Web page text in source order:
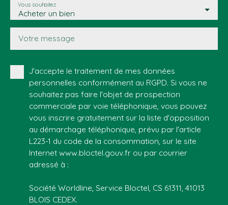
Acheter un bien
Vous souhaitez
Votre message
J'accepte le traitement de mes données
personnelles conformément au RGPD. Si vous ne
souhaitez pas faire l'objet de prospection
commerciale par voie téléphonique, vous pouvez
vous inscrire gratuitement sur la liste d'opposition
au démarchage téléphonique, prévu par l'article
L223-1 du code de la consommation, sur le site
Internet www.bloctel.gouv.fr ou par courrier
adressé à :
Société Worldline, Service Bloctel, CS 61311, 41013
BLOIS CEDEX.